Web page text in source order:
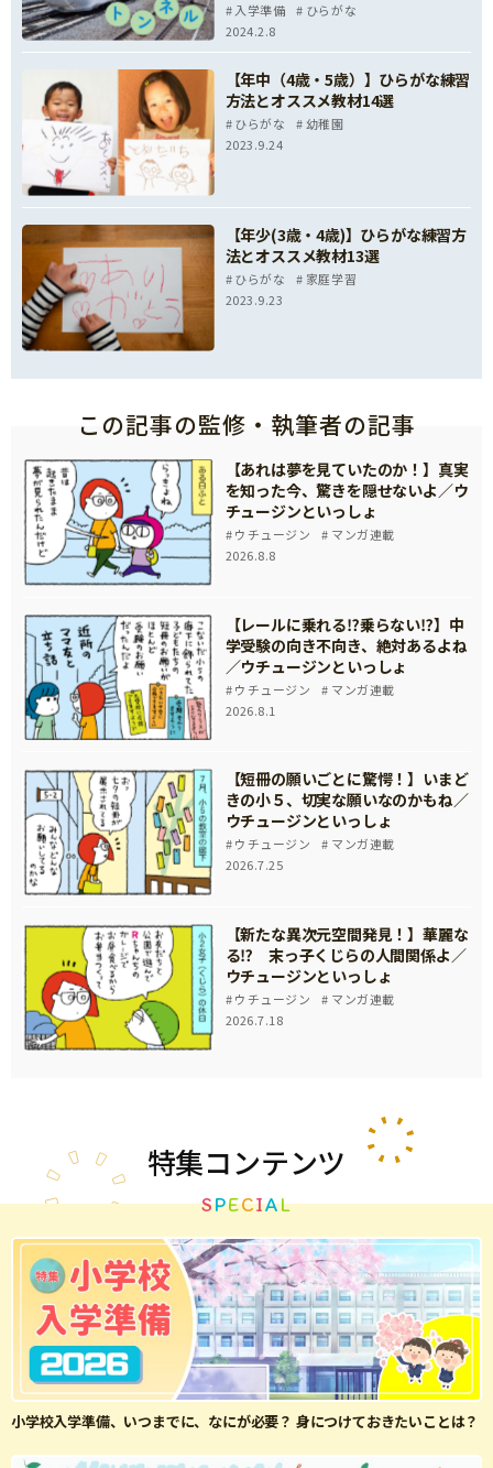
入学準備
ひらがな
2024.2.8
【年中（4歳・5歳）】ひらがな練習
方法とオススメ教材14選
ひらがな
幼稚園
2023.9.24
【年少(3歳・4歳)】ひらがな練習方
法とオススメ教材13選
ひらがな
家庭学習
2023.9.23
この記事の監修・執筆者の記事
【あれは夢を見ていたのか！】真実
を知った今、驚きを隠せないよ／ウ
チュージンといっしょ
ウチュージン
マンガ連載
2026.8.8
【レールに乗れる⁉乗らない⁉】中
学受験の向き不向き、絶対あるよね
／ウチュージンといっしょ
ウチュージン
マンガ連載
2026.8.1
【短冊の願いごとに驚愕！】いまど
きの小５、切実な願いなのかもね／
ウチュージンといっしょ
ウチュージン
マンガ連載
2026.7.25
【新たな異次元空間発見！】華麗な
る⁉ 末っ子くじらの人間関係よ／
ウチュージンといっしょ
ウチュージン
マンガ連載
2026.7.18
特集コンテンツ
SPECIAL
小学校入学準備、いつまでに、なにが必要？ 身につけておきたいことは？